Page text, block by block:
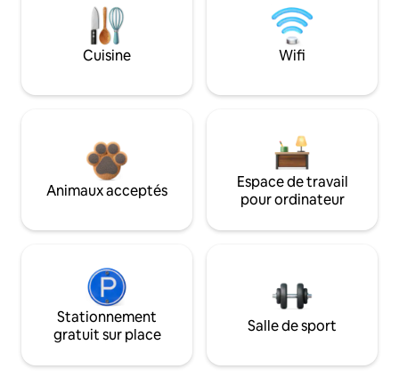
Cuisine Wifi
Animaux acceptés
Espace de travail
pour ordinateur
Stationnement
gratuit sur place
Salle de sport